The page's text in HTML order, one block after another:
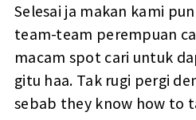
Selesai ja makan kami
team-team perempuan
macam spot cari untuk
gitu haa. Tak rugi pergi
sebab they know how to